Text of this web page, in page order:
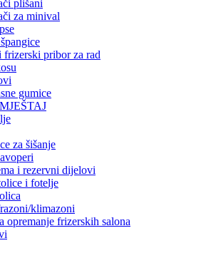
plišani
za minival
frizerski pribor za rad
gumice
za šišanje
i rezervni dijelovi
i fotelje
klimazoni
opremanje frizerskih salona